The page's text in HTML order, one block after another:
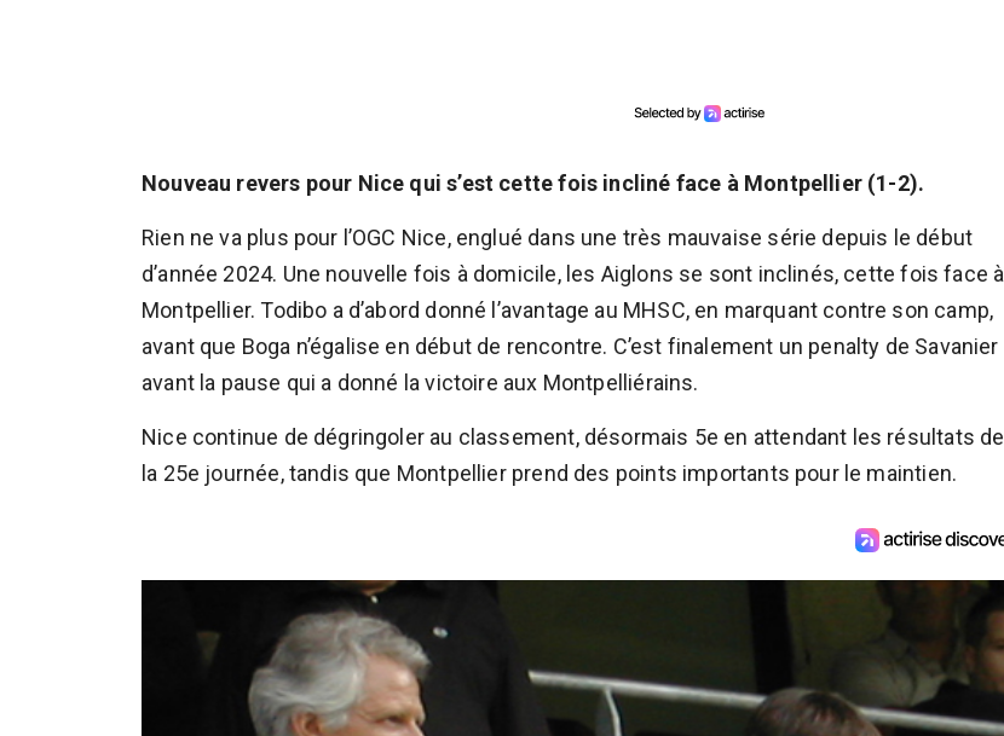
Nouveau revers pour Nice qui s’est cette fois incliné face à Montpellier (1-2).
Rien ne va plus pour l’OGC Nice, englué dans une très mauvaise série depuis le début
d’année 2024. Une nouvelle fois à domicile, les Aiglons se sont inclinés, cette fois face à
Montpellier. Todibo a d’abord donné l’avantage au MHSC, en marquant contre son camp,
avant que Boga n’égalise en début de rencontre. C’est finalement un penalty de Savanier
avant la pause qui a donné la victoire aux Montpelliérains.
Nice continue de dégringoler au classement, désormais 5e en attendant les résultats de
la 25e journée, tandis que Montpellier prend des points importants pour le maintien.